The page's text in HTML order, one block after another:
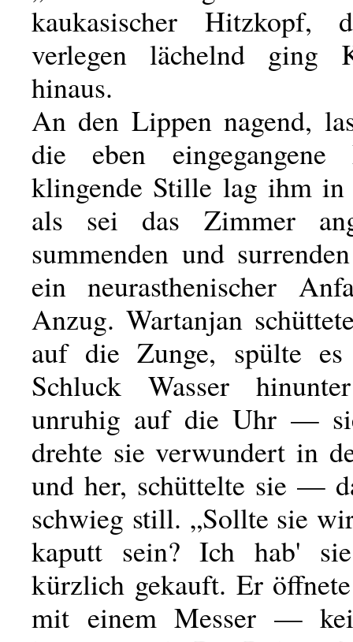
kaukasischer Hitzkopf,
verlegen lächelnd ging
hinaus.
An den Lippen nagend,
die eben eingegangene
klingende Stille lag ihm in
als sei das Zimmer
summenden und
ein neurasthenischer
Anzug. Wartanjan
auf die Zunge, spülte
Schluck Wasser
unruhig auf die Uhr —
drehte sie verwundert in
und her, schüttelte sie —
schwieg still. „Sollte sie
kaputt sein? Ich hab'
kürzlich gekauft. Er
mit einem Messer —